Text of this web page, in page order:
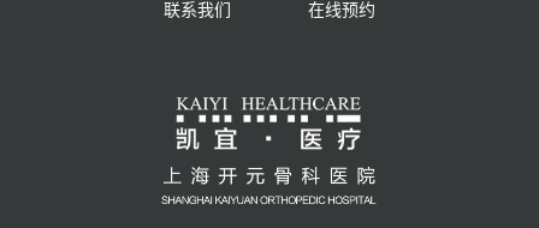
联系我们 在线预约